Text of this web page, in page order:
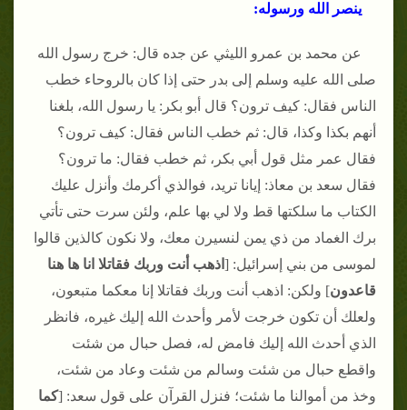
ينصر الله ورسوله:
عن محمد بن عمرو الليثي عن جده قال: خرج رسول الله
صلى الله عليه وسلم إلى بدر حتى إذا كان بالروحاء خطب
الناس فقال: كيف ترون؟ قال أبو بكر: يا رسول الله، بلغنا
أنهم بكذا وكذا، قال: ثم خطب الناس فقال: كيف ترون؟
فقال عمر مثل قول أبي بكر، ثم خطب فقال: ما ترون؟
فقال سعد بن معاذ: إيانا تريد، فوالذي أكرمك وأنزل عليك
الكتاب ما سلكتها قط ولا لي بها علم، ولئن سرت حتى تأتي
برك الغماد من ذي يمن لنسيرن معك، ولا نكون كالذين قالوا
لموسى من بني إسرائيل: [ اذهب أنت وربك فقاتلا انا ها هنا
قاعدون] ولكن: اذهب أنت وربك فقاتلا إنا معكما متبعون،
ولعلك أن تكون خرجت لأمر وأحدث الله إليك غيره، فانظر
الذي أحدث الله إليك فامض له، فصل حبال من شئت
واقطع حبال من شئت وسالم من شئت وعاد من شئت،
وخذ من أموالنا ما شئت؛ فنزل القرآن على قول سعد: [كما